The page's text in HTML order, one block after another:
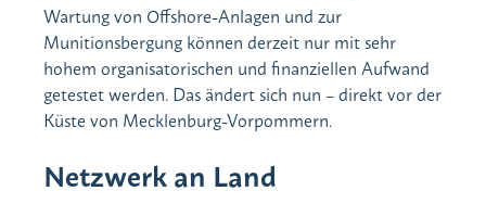
Wartung von Offshore-Anlagen und zur
Munitionsbergung können derzeit nur mit sehr
hohem organisatorischen und finanziellen Aufwand
getestet werden. Das ändert sich nun – direkt vor der
Küste von Mecklenburg-Vorpommern.
Netzwerk an Land